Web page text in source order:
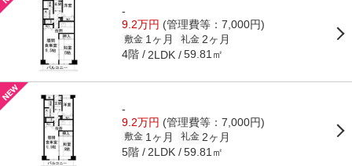
-
9.2万円 (管理費等：7,000円)
敷金 1ヶ月 礼金 2ヶ月
4階 2LDK 59.81㎡
-
9.2万円 (管理費等：7,000円)
敷金 1ヶ月 礼金 2ヶ月
5階 2LDK 59.81㎡